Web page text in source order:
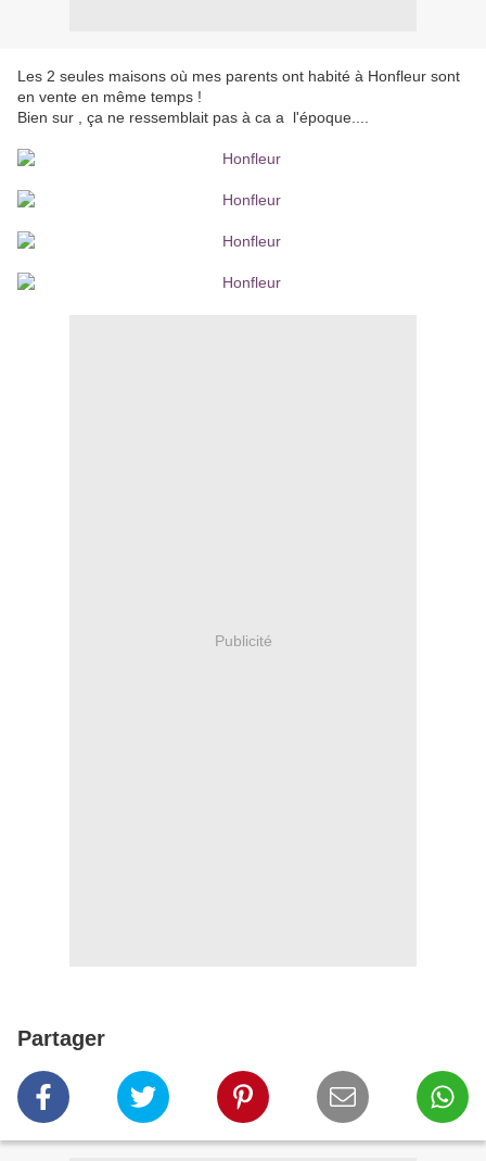
Les 2 seules maisons où mes parents ont habité à Honfleur sont
en vente en même temps !
Bien sur , ça ne ressemblait pas à ca a l'époque....
Publicité
Partager